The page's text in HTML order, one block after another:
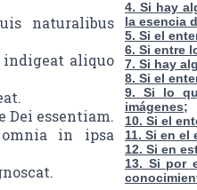
naturalibus
aliquo
Dei essentiam.
in ipsa
4. Si hay
la esencia
5. Si el
6. Si entre
7. Si hay
8. Si el
9. Si lo
imágenes;
10. Si el
11. Si en
12. Si en
13. Si por